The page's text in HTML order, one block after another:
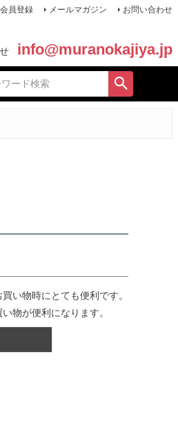
会員登録 メールマガジン お問い合わせ
info@muranokajiya.jp
い物時にとても便利です。
物が便利になります。